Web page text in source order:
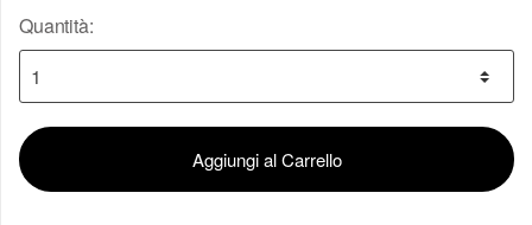
Quantità:
Aggiungi al Carrello